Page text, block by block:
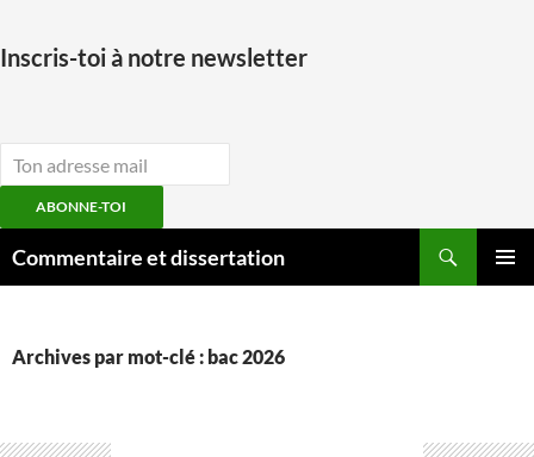
Inscris-toi à notre newsletter
ABONNE-TOI
auCommentaire et dissertation
Archives par mot-clé : bac 2026